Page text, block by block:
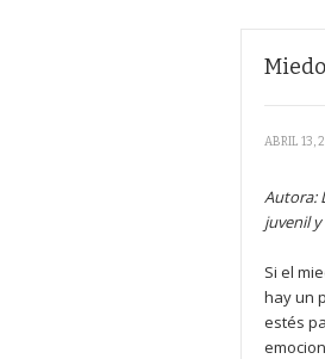
ABRIL 13,
Autora:
juvenil
Si el
hay un
estés